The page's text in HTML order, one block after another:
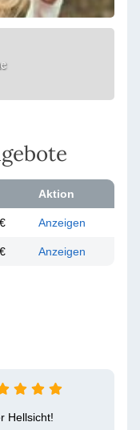
Aktion
Anzeigen
Anzeigen
Hellsicht!